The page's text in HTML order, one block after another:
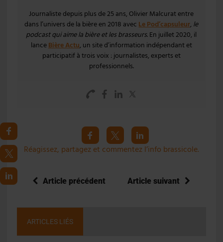
Journaliste depuis plus de 25 ans, Olivier Malcurat entre
dans l’univers de la bière en 2018 avecLe Pod’capsuleur, le
podcast qui aime la bière et les brasseurs. En juillet 2020, il
lanceBière Actu, un site d’information indépendant et
participatif à trois voix : journalistes, experts et
professionnels.
Réagissez, partagez et commentez l’info brassicole.
Article précédent Article suivant
ARTICLES LIÉS